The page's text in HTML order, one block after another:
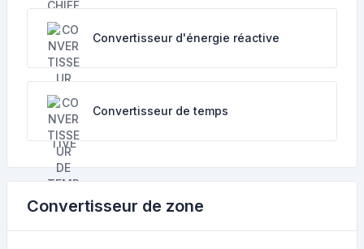
Convertisseur d'énergie réactive
Convertisseur de temps
Convertisseur de zone